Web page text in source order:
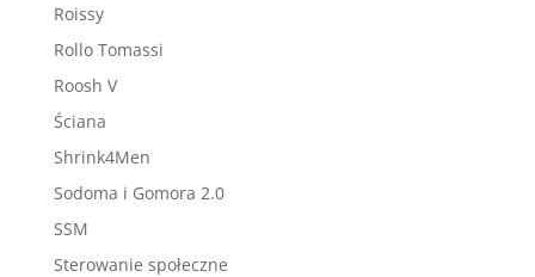
Roissy
Rollo Tomassi
Roosh V
Ściana
Shrink4Men
Sodoma i Gomora 2.0
SSM
Sterowanie społeczne